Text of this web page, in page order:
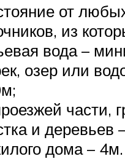
от
из
вода –
озер или
части,
и
дома – 4м.